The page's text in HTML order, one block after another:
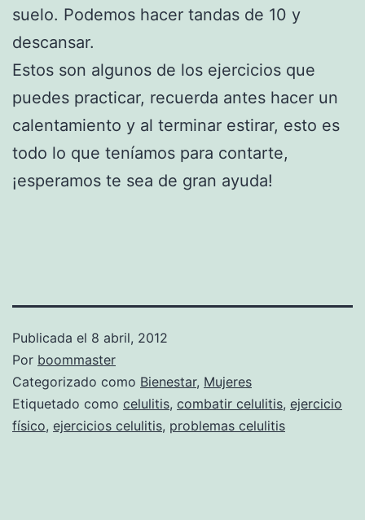
suelo. Podemos hacer tandas de 10 y
descansar.
Estos son algunos de los ejercicios que
puedes practicar, recuerda antes hacer un
calentamiento y al terminar estirar, esto es
todo lo que teníamos para contarte,
¡esperamos te sea de gran ayuda!
Publicada el 8 abril, 2012
Por boommaster
Categorizado como Bienestar, Mujeres
Etiquetado como celulitis, combatir celulitis, ejercicio
físico, ejercicios celulitis, problemas celulitis